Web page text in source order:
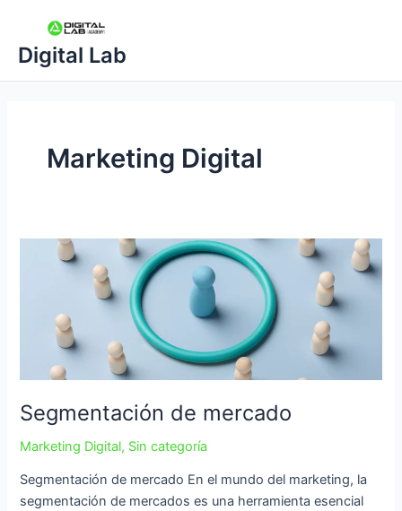
contenido
Digital Lab
Marketing Digital
Segmentación de mercado
Marketing Digital, Sin categoría
Segmentación de mercado En el mundo del marketing, la
segmentación de mercados es una herramienta esencial
Segmentación